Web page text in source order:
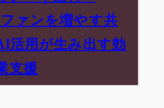
ァンを増やす共
活用が生み出す効
支援